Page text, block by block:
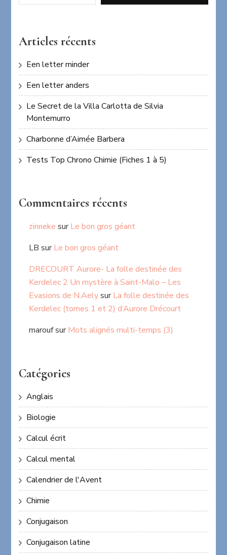
Articles récents
Een letter minder
Een letter anders
Le Secret de la Villa Carlotta de Silvia
Montemurro
Charbonne d’Aimée Barbera
Tests Top Chrono Chimie (Fiches 1 à 5)
Commentaires récents
zinneke surLe bon gros géant
LB surLe bon gros géant
DRECOURT Aurore- La folle destinée des
Kerdelec 2 Un mystère à Saint-Malo – Les
Evasions de N.AelysurLa folle destinée des
Kerdelec (tomes 1 et 2) d’Aurore Drécourt
maroufsurMots alignés multi-temps (3)
Catégories
Anglais
Biologie
Calcul écrit
Calcul mental
Calendrier de l'Avent
Chimie
Conjugaison
Conjugaison latine